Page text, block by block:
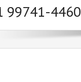
99741-4460